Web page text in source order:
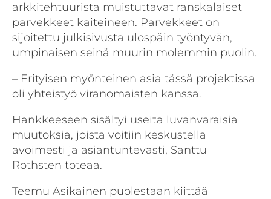
arkkitehtuurista muistuttavat ranskalaiset
parvekkeet kaiteineen. Parvekkeet on
sijoitettu julkisivusta ulospäin työntyvän,
umpinaisen seinä muurin molemmin puolin.
– Erityisen myönteinen asia tässä projektissa
oli yhteistyö viranomaisten kanssa.
Hankkeeseen sisältyi useita luvanvaraisia
muutoksia, joista voitiin keskustella
avoimesti ja asiantuntevasti, Santtu
Rothsten toteaa.
Teemu Asikainen puolestaan kiittää